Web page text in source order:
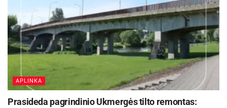
APLINKA
Prasideda pagrindinio Ukmergės tilto remontas: